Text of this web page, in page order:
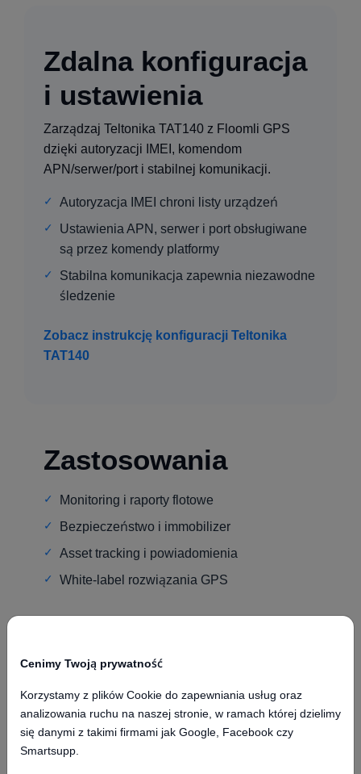
Zdalna konfiguracja
i ustawienia
Zarządzaj Teltonika TAT140 z Floomli GPS
dzięki autoryzacji IMEI, komendom
APN/serwer/port i stabilnej komunikacji.
Autoryzacja IMEI chroni listy urządzeń
Ustawienia APN, serwer i port obsługiwane
są przez komendy platformy
Stabilna komunikacja zapewnia niezawodne
śledzenie
Zobacz instrukcję konfiguracji Teltonika
TAT140
Zastosowania
Monitoring i raporty flotowe
Bezpieczeństwo i immobilizer
Asset tracking i powiadomienia
White-label rozwiązania GPS
Co dalej
Przejdź do szybkiej konfiguracji
Cenimy Twoją prywatność
Korzystamy z plików Cookie do zapewniania usług oraz
analizowania ruchu na naszej stronie, w ramach której dzielimy
się danymi z takimi firmami jak Google, Facebook czy
Smartsupp.